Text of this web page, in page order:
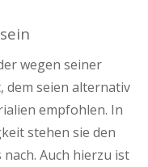
wegen seiner
dem seien alternativ
empfohlen. In
stehen sie den
Auch hierzu ist